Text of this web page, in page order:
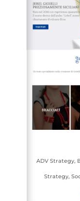
ADV Strategy,
Strategy,